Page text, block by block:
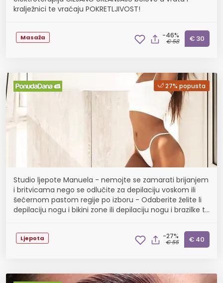
kralježnici te vraćaju POKRETLJIVOST!
Masaža -46%
€ 58 € 30
27% popusta
Studio ljepote Manuela - nemojte se zamarati brijanjem
i britvicama nego se odlučite za depilaciju voskom ili
šećernom pastom regije po izboru - Odaberite želite li
depilaciju nogu i bikini zone ili depilaciju nogu i brazilke te
Ljepota -27%
€ 55 € 40